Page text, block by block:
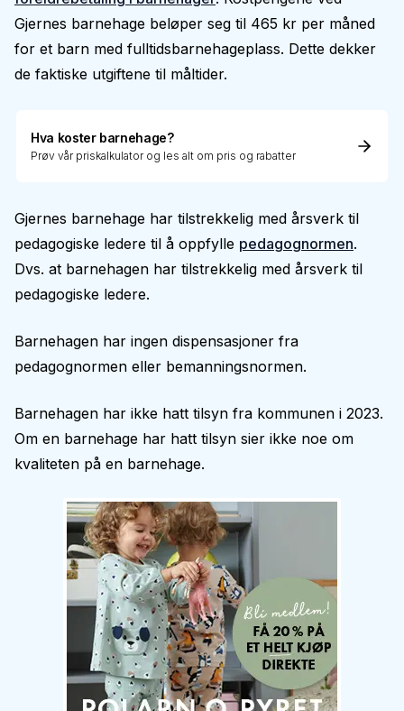
Gjernes barnehage beløper seg til 465 kr per måned
for et barn med fulltidsbarnehageplass. Dette dekker
de faktiske utgiftene til måltider.
Hva koster barnehage?
Prøv vår priskalkulator og les alt om pris og rabatter
Gjernes barnehage har tilstrekkelig med årsverk til
pedagogiske ledere til å oppfylle pedagognormen.
Dvs. at barnehagen har tilstrekkelig med årsverk til
pedagogiske ledere.
Barnehagen har ingen dispensasjoner fra
pedagognormen eller bemanningsnormen.
Barnehagen har ikke hatt tilsyn fra kommunen i 2023.
Om en barnehage har hatt tilsyn sier ikke noe om
kvaliteten på en barnehage.